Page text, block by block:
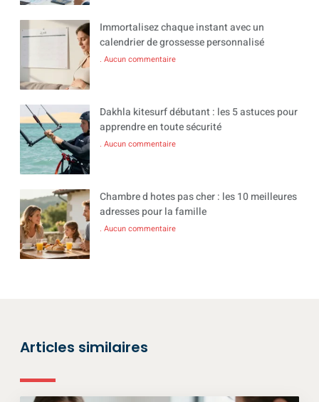
Immortalisez chaque instant avec un
calendrier de grossesse personnalisé
Aucun commentaire
Dakhla kitesurf débutant : les 5 astuces pour
apprendre en toute sécurité
Aucun commentaire
Chambre d hotes pas cher : les 10 meilleures
adresses pour la famille
Aucun commentaire
Articles similaires